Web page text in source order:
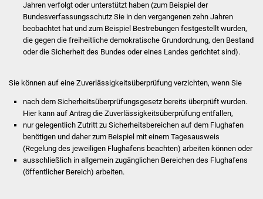
Kinder- und
Familienzentrum
Suenergie
NETZMonitor
Gesundheit und Notfall
Jahren verfolgt oder unterstützt haben (zum Beispiel der
Bundesverfassungsschutz Sie in den vergangenen zehn Jahren
beobachtet hat und zum Beispiel Bestrebungen festgestellt wurden,
die gegen die freiheitliche demokratische Grundordnung, den Bestand
oder die Sicherheit des Bundes oder eines Landes gerichtet sind).
Sie können auf eine Zuverlässigkeitsüberprüfung verzichten, wenn Sie
nach dem Sicherheitsüberprüfungsgesetz bereits überprüft wurden.
Hier kann auf Antrag die Zuverlässigkeitsüberprüfung entfallen,
nur gelegentlich Zutritt zu Sicherheitsbereichen auf dem Flughafen
benötigen und daher zum Beispiel mit einem Tagesausweis
(Regelung des jeweiligen Flughafens beachten) arbeiten können oder
ausschließlich in allgemein zugänglichen Bereichen des Flughafens
(öffentlicher Bereich) arbeiten.